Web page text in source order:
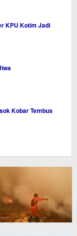
KPU Kotim Jadi
Kobar Tembus